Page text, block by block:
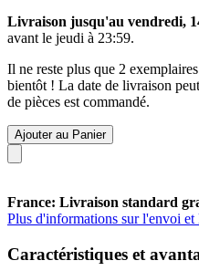
Livraison jusqu'au vendredi,
avant le jeudi à 23:59.
Il ne reste plus que 2
bientôt ! La date de livraison
de pièces est commandé.
Ajouter au Panier
France: Livraison standard
Plus d'informations sur l'envoi et
Caractéristiques et